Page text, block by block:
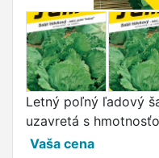
Letný poľný ľadový
uzavretá s
Vaša cena